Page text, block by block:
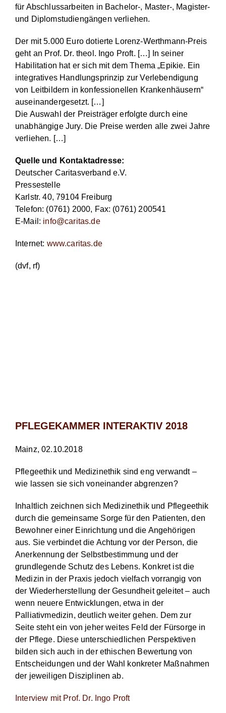
für Abschlussarbeiten in Bachelor-, Master-, Magister-
und Diplomstudiengängen verliehen.
Der mit 5.000 Euro dotierte Lorenz-Werthmann-Preis
geht an Prof. Dr. theol. Ingo Proft. […] In seiner
Habilitation hat er sich mit dem Thema „Epikie. Ein
integratives Handlungsprinzip zur Verlebendigung
von Leitbildern in konfessionellen Krankenhäusern“
auseinandergesetzt. […]
Die Auswahl der Preisträger erfolgte durch eine
unabhängige Jury. Die Preise werden alle zwei Jahre
verliehen. […]
Quelle und Kontaktadresse:
Deutscher Caritasverband e.V.
Pressestelle
Karlstr. 40, 79104 Freiburg
Telefon: (0761) 2000, Fax: (0761) 200541
E-Mail: info@caritas.de
Internet: www.caritas.de
(dvf, rf)
PFLEGEKAMMER INTERAKTIV 2018
Mainz, 02.10.2018
Pflegeethik und Medizinethik sind eng verwandt –
wie lassen sie sich voneinander abgrenzen?
Inhaltlich zeichnen sich Medizinethik und Pflegeethik
durch die gemeinsame Sorge für den Patienten, den
Bewohner einer Einrichtung und die Angehörigen
aus. Sie verbindet die Achtung vor der Person, die
Anerkennung der Selbstbestimmung und der
grundlegende Schutz des Lebens. Konkret ist die
Medizin in der Praxis jedoch vielfach vorrangig von
der Wiederherstellung der Gesundheit geleitet – auch
wenn neuere Entwicklungen, etwa in der
Palliativmedizin, deutlich weiter gehen. Dem zur
Seite steht ein von jeher weites Feld der Fürsorge in
der Pflege. Diese unterschiedlichen Perspektiven
bilden sich auch in der ethischen Bewertung von
Entscheidungen und der Wahl konkreter Maßnahmen
der jeweiligen Disziplinen ab.
Interview mit Prof. Dr. Ingo Proft